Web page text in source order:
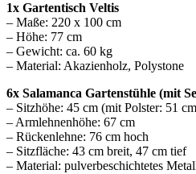
1x Gartentisch Veltis
– Maße: 220 x 100 cm
– Höhe: 77 cm
– Gewicht: ca. 60 kg
– Material: Akazienholz, Polystone
6x Salamanca Gartenstühle (mit
– Sitzhöhe: 45 cm (mit Polster: 51
– Armlehnenhöhe: 67 cm
– Rückenlehne: 76 cm hoch
– Sitzfläche: 43 cm breit, 47 cm tief
– Material: pulverbeschichtetes